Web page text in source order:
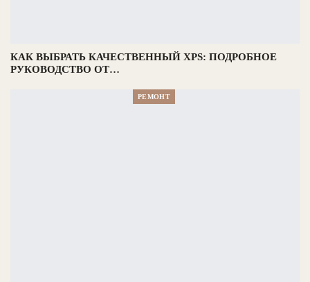
КАК ВЫБРАТЬ КАЧЕСТВЕННЫЙ XPS: ПОДРОБНОЕ
РУКОВОДСТВО ОТ…
РЕМОНТ